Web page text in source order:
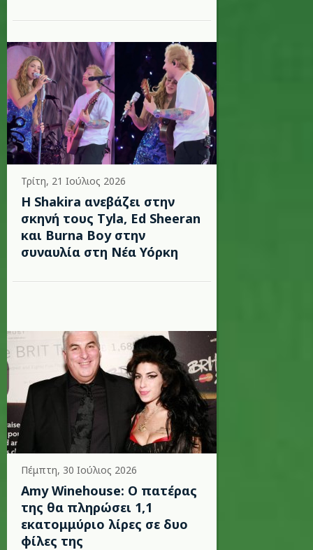
Τρίτη, 21 Ιούλιος 2026
Η Shakira ανεβάζει στην
σκηνή τους Tyla, Ed Sheeran
και Burna Boy στην
συναυλία στη Νέα Υόρκη
Πέμπτη, 30 Ιούλιος 2026
Amy Winehouse: Ο πατέρας
της θα πληρώσει 1,1
εκατομμύριο λίρες σε δυο
φίλες της